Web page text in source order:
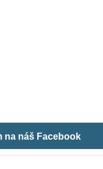
na náš Facebook